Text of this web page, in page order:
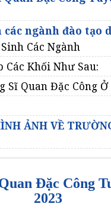
các ngành đào tạo
Các Ngành
Các Khối Như Sau:
Sĩ Quan Đặc Công
ẢNH VỀ
Đặc Công
2023